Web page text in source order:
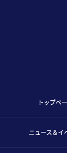
トップペ
ニュース＆イ